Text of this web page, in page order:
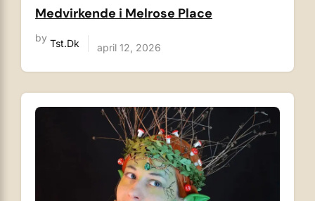
Medvirkende i Melrose Place
by Tst.dk april 12, 2026